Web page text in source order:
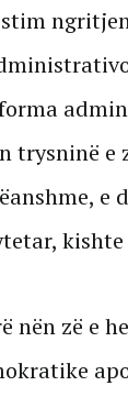
trysninë e
e
nën zë e